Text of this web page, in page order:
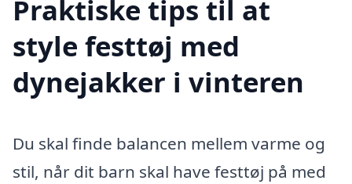
Praktiske tips til at
style festtøj med
dynejakker i vinteren
Du skal finde balancen mellem varme og
stil, når dit barn skal have festtøj på med